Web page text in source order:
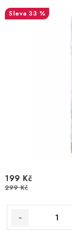
t
ů
k
t
33 %
199 Kč
299 Kč